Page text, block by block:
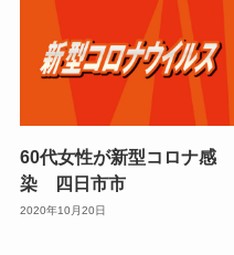
60代女性が新型コロナ感
染 四日市市
2020年10月20日